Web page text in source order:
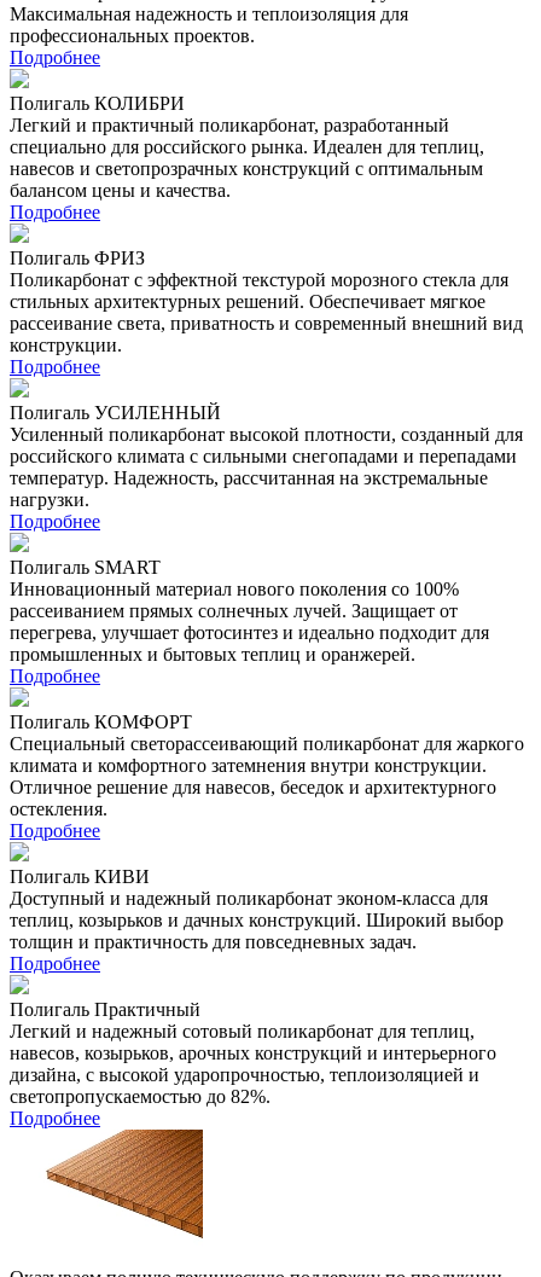
Максимальная надежность и теплоизоляция для
профессиональных проектов.
Подробнее
Полигаль КОЛИБРИ
Легкий и практичный поликарбонат, разработанный
специально для российского рынка. Идеален для теплиц,
навесов и светопрозрачных конструкций с оптимальным
балансом цены и качества.
Подробнее
Полигаль ФРИЗ
Поликарбонат с эффектной текстурой морозного стекла для
стильных архитектурных решений. Обеспечивает мягкое
рассеивание света, приватность и современный внешний вид
конструкции.
Подробнее
Полигаль УСИЛЕННЫЙ
Усиленный поликарбонат высокой плотности, созданный для
российского климата с сильными снегопадами и перепадами
температур. Надежность, рассчитанная на экстремальные
нагрузки.
Подробнее
Полигаль SMART
Инновационный материал нового поколения со 100%
рассеиванием прямых солнечных лучей. Защищает от
перегрева, улучшает фотосинтез и идеально подходит для
промышленных и бытовых теплиц и оранжерей.
Подробнее
Полигаль КОМФОРТ
Специальный светорассеивающий поликарбонат для жаркого
климата и комфортного затемнения внутри конструкции.
Отличное решение для навесов, беседок и архитектурного
остекления.
Подробнее
Полигаль КИВИ
Доступный и надежный поликарбонат эконом-класса для
теплиц, козырьков и дачных конструкций. Широкий выбор
толщин и практичность для повседневных задач.
Подробнее
Полигаль Практичный
Легкий и надежный сотовый поликарбонат для теплиц,
навесов, козырьков, арочных конструкций и интерьерного
дизайна, с высокой ударопрочностью, теплоизоляцией и
светопропускаемостью до 82%.
Подробнее